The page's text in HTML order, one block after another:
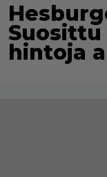
hintoja